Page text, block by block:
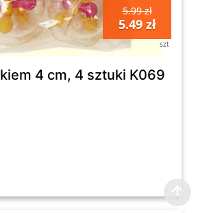
5.99 zł
5.49 zł
szt
4 cm, 4 sztuki K069